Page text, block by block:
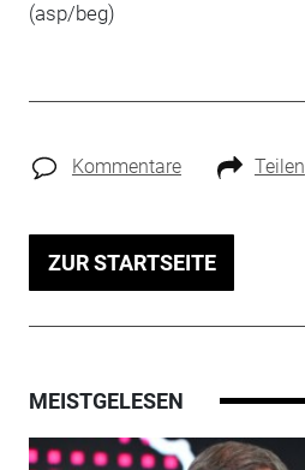
(asp/beg)
Kommentare Teilen
ZUR STARTSEITE
MEISTGELESEN